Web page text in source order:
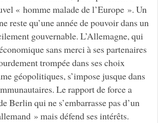
« homme malade de l’Europe ». Un
reste qu’une année de pouvoir dans un
gouvernable. L’Allemagne, qui
sans merci à ses partenaires
trompée dans ses choix
géopolitiques, s’impose jusque dans
Le rapport de force a
Berlin qui ne s’embarrasse pas d’un
» mais défend ses intérêts.